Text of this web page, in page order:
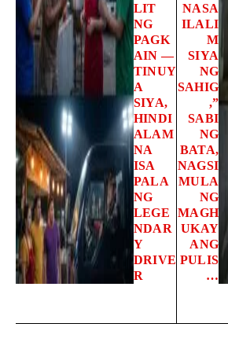
LIT
NG
PAGK
AIN —
TINUY
A
SIYA,
HINDI
ALAM
NA
ISA
PALA
NG
LEGE
NDAR
Y
DRIVE
R
NASA
ILALI
M
SIYA
NG
SAHIG
,”
SABI
NG
BATA,
NAGSI
MULA
NG
MAGH
UKAY
ANG
PULIS
…